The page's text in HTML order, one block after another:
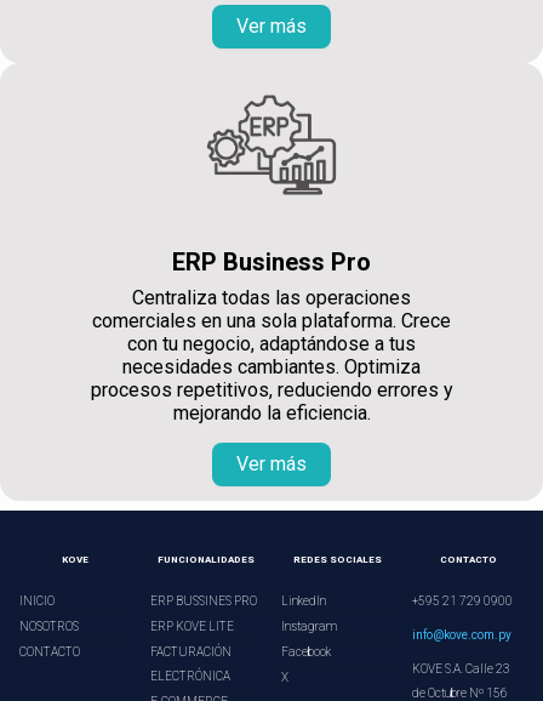
Ver más
ERP Business Pro
Centraliza todas las operaciones
comerciales en una sola plataforma. Crece
con tu negocio, adaptándose a tus
necesidades cambiantes. Optimiza
procesos repetitivos, reduciendo errores y
mejorando la eficiencia.
Ver más
KOVE
INICIO
NOSOTROS
CONTACTO
FUNCIONALIDADES
ERP BUSSINES PRO
ERP KOVE LITE
FACTURACIÓN
ELECTRÓNICA
REDES SOCIALES
LinkedIn
Instagram
Facebook
X
CONTACTO
+595 21 729 0900
info@kove.com.py
KOVE S.A. Calle 23
de Octubre Nº 156